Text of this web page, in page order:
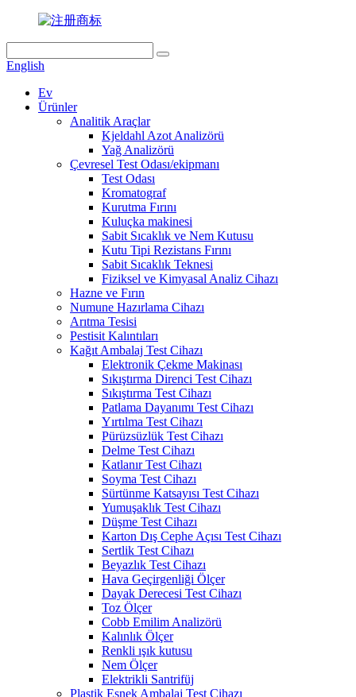
English
Ev
Ürünler
Analitik Araçlar
Kjeldahl Azot Analizörü
Yağ Analizörü
Çevresel Test Odası/ekipmanı
Test Odası
Kromatograf
Kurutma Fırını
Kuluçka makinesi
Sabit Sıcaklık ve Nem Kutusu
Kutu Tipi Rezistans Fırını
Sabit Sıcaklık Teknesi
Fiziksel ve Kimyasal Analiz Cihazı
Hazne ve Fırın
Numune Hazırlama Cihazı
Arıtma Tesisi
Pestisit Kalıntıları
Kağıt Ambalaj Test Cihazı
Elektronik Çekme Makinası
Sıkıştırma Direnci Test Cihazı
Sıkıştırma Test Cihazı
Patlama Dayanımı Test Cihazı
Yırtılma Test Cihazı
Pürüzsüzlük Test Cihazı
Delme Test Cihazı
Katlanır Test Cihazı
Soyma Test Cihazı
Sürtünme Katsayısı Test Cihazı
Yumuşaklık Test Cihazı
Düşme Test Cihazı
Karton Dış Cephe Açısı Test Cihazı
Sertlik Test Cihazı
Beyazlık Test Cihazı
Hava Geçirgenliği Ölçer
Dayak Derecesi Test Cihazı
Toz Ölçer
Cobb Emilim Analizörü
Kalınlık Ölçer
Renkli ışık kutusu
Nem Ölçer
Elektrikli Santrifüj
Plastik Esnek Ambalaj Test Cihazı